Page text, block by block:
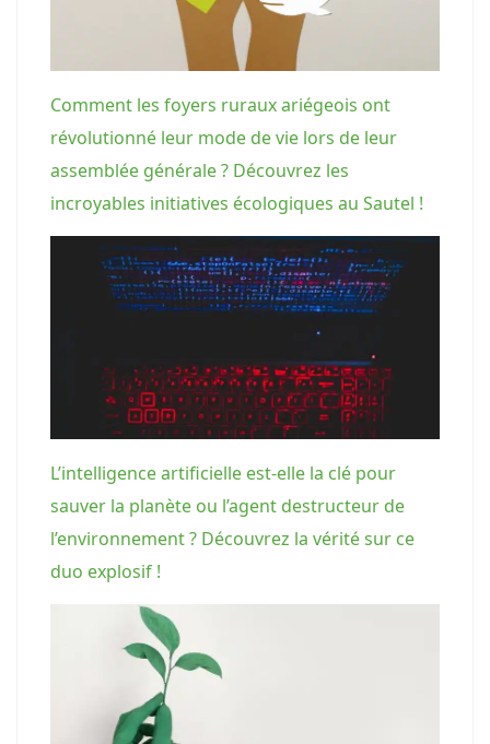
Comment les foyers ruraux ariégeois ont
révolutionné leur mode de vie lors de leur
assemblée générale ? Découvrez les
incroyables initiatives écologiques au Sautel !
L’intelligence artificielle est-elle la clé pour
sauver la planète ou l’agent destructeur de
l’environnement ? Découvrez la vérité sur ce
duo explosif !